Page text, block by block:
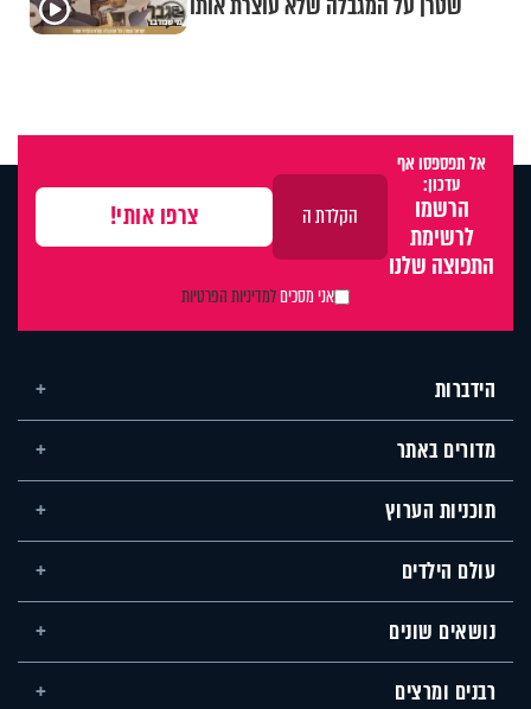
אל תפספסו אף
עדכון:
הרשמו
לרשימת
התפוצה שלנו
אני מסכיםלמדיניות הפרטיות
הידברות
מדורים באתר
תוכניות הערוץ
עולם הילדים
נושאים שונים
רבנים ומרצים